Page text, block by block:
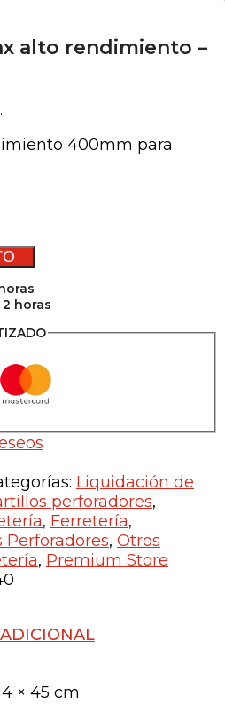
alto rendimiento –
400mm para
horas
Liquidación de
perforadores,
, Ferretería,
Perforadores, Otros
, Premium Store
× 45 cm